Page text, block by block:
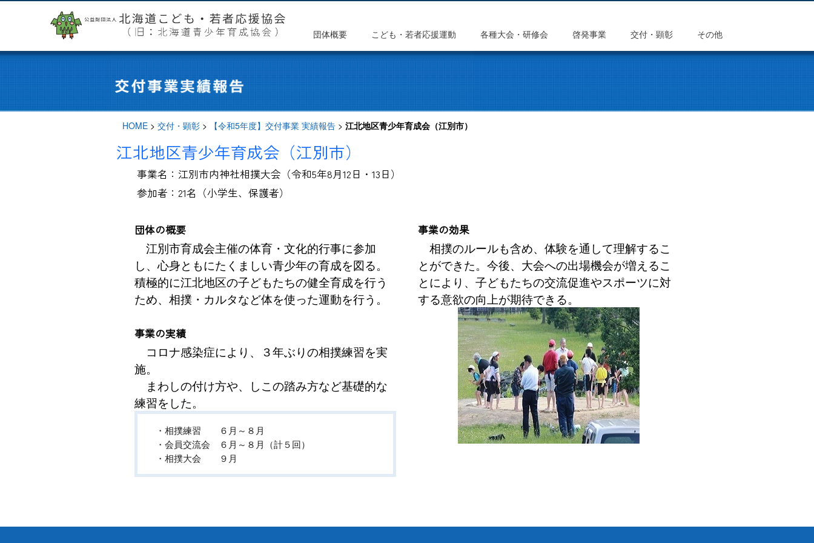
団体概要 こども・若者応援運動 各種大会・研修会 啓発事業 交付・顕彰 その他
HOME > 交付・顕彰 > 【令和5年度】交付事業 実績報告 > 江北地区青少年育成会（江別市）
江北地区青少年育成会（江別市）
事業名：江別市内神社相撲大会（令和5年8月12日・ 13日）
参加者：21名（小学生、保護者）
団体の概要
江別市育成会主催の体育・文化的行事に参加
し、心身ともにたくましい青少年の育成を図る。
積極的に江北地区の子どもたちの健全育成を行う
ため、相撲・カルタなど体を使った運動を行う。
事業の実績
コロナ感染症により、３年ぶりの相撲練習を実
施。
まわしの付け方や、しこの踏み方など基礎的な
練習をした。
・相撲練習 ６月～８月
・会員交流会 ６月～８月（計５回）
・相撲大会 ９月
事業の効果
相撲のルールも含め、体験を通して理解するこ
とができた。今後、大会への出場機会が増えるこ
とにより、子どもたちの交流促進やスポーツに対
する意欲の向上が期待できる。